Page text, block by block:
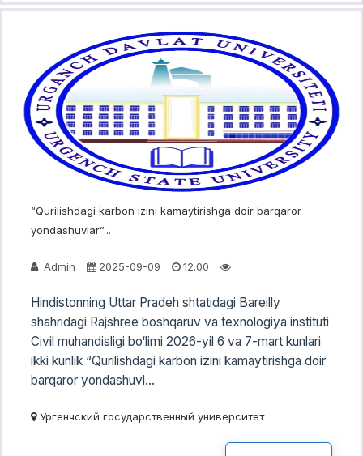
“Qurilishdagi karbon izini kamaytirishga doir barqaror
yondashuvlar”...
Admin 2025-09-09 12.00
Hindistonning Uttar Pradeh shtatidagi Bareilly
shahridagi Rajshree boshqaruv va texnologiya instituti
Civil muhandisligi bo‘limi 2026-yil 6 va 7-mart kunlari
ikki kunlik “Qurilishdagi karbon izini kamaytirishga doir
barqaror yondashuvl...
Ургенчский государственный университет